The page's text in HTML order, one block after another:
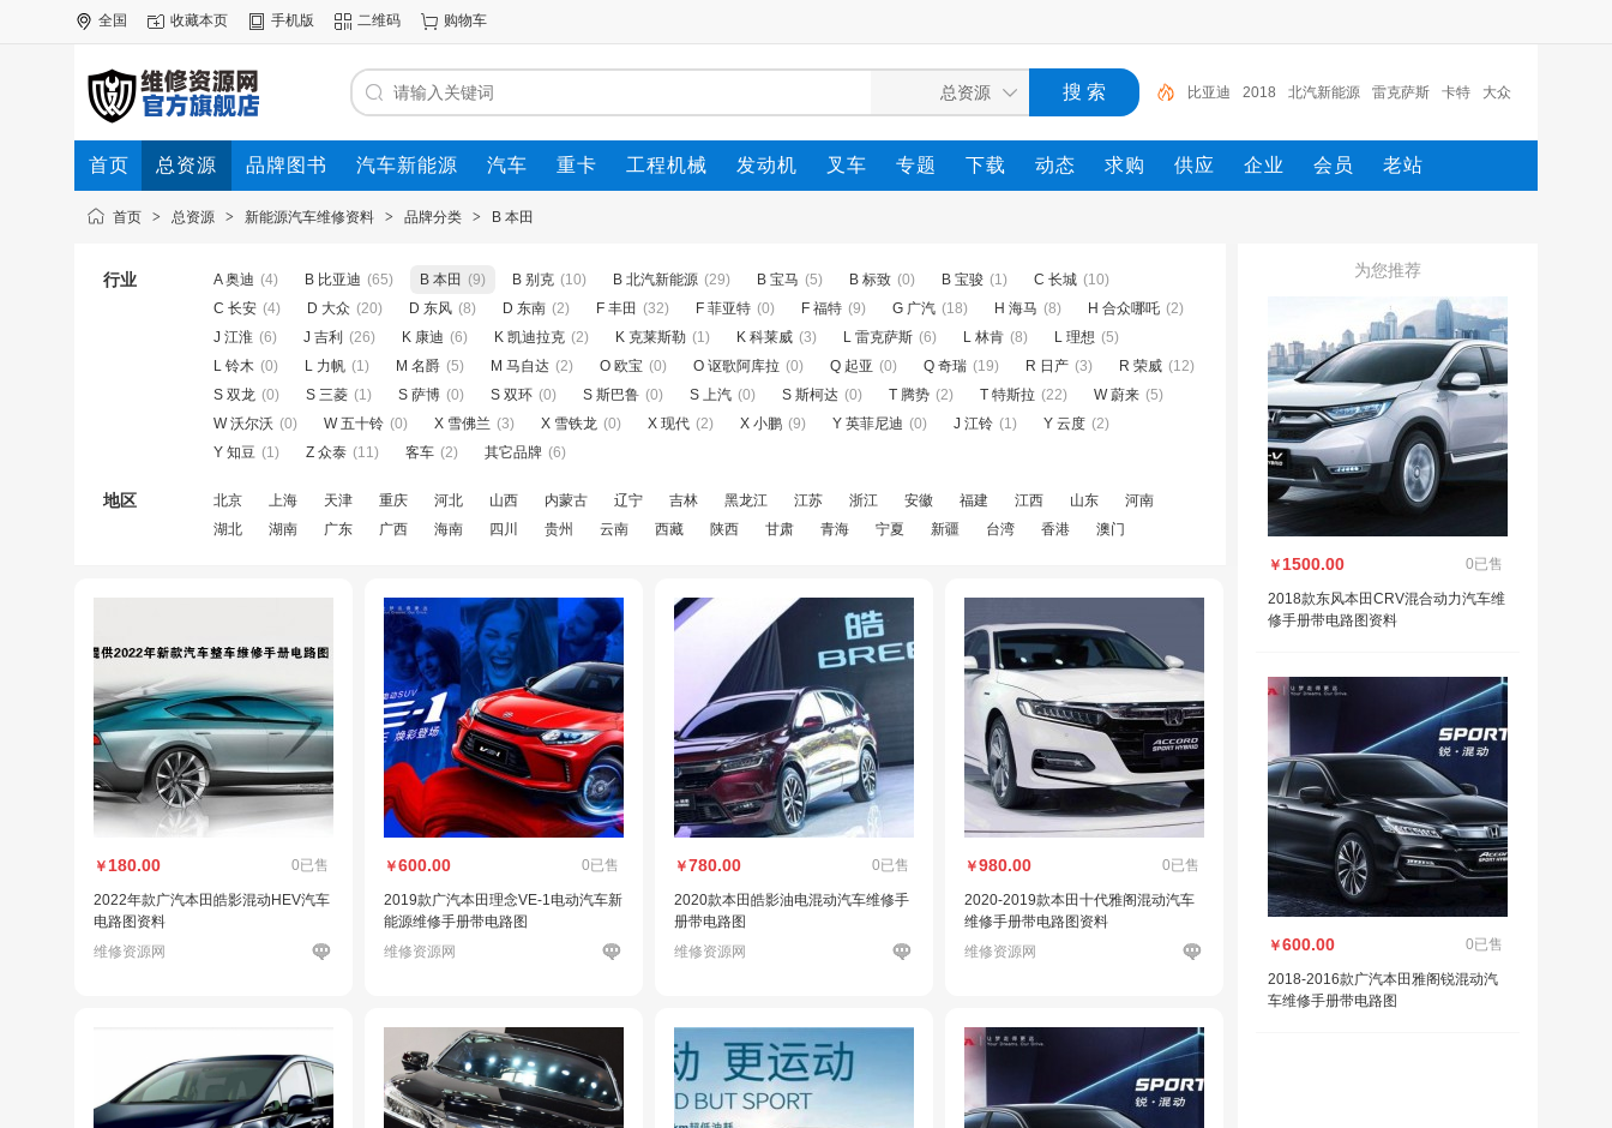
全国 收藏本页 手机版 二维码 购物车
比亚迪 2018 北汽新能源 雷克萨斯 卡特 大众
电路图册 一汽 一汽解放 2022
首页 总资源 品牌图书 汽车新能源 汽车 重卡 工程机械 发动机 叉车 专题 下载 动态 求购 供应 企业 会员 老站
首页 > 总资源 > 新能源汽车维修资料 > 品牌分类 > B 本田
行业 A 奥迪 (4) B 比亚迪 (65) B 本田 (9) B 别克 (10) B 北汽新能源 (29) B 宝马 (5) B 标致 (0) B 宝骏 (1) C 长城 (10)
C 长安 (4) D 大众 (20) D 东风 (8) D 东南 (2) F 丰田 (32) F 菲亚特 (0) F 福特 (9) G 广汽 (18) H 海马 (8) H 合众哪吒 (2)
J 江淮 (6) J 吉利 (26) K 康迪 (6) K 凯迪拉克 (2) K 克莱斯勒 (1) K 科莱威 (3) L 雷克萨斯 (6) L 林肯 (8) L 理想 (5)
L 铃木 (0) L 力帆 (1) M 名爵 (5) M 马自达 (2) O 欧宝 (0) O 讴歌阿库拉 (0) Q 起亚 (0) Q 奇瑞 (19) R 日产 (3) R 荣威 (12)
S 双龙 (0) S 三菱 (1) S 萨博 (0) S 双环 (0) S 斯巴鲁 (0) S 上汽 (0) S 斯柯达 (0) T 腾势 (2) T 特斯拉 (22) W 蔚来 (5)
W 沃尔沃 (0) W 五十铃 (0) X 雪佛兰 (3) X 雪铁龙 (0) X 现代 (2) X 小鹏 (9) Y 英菲尼迪 (0) J 江铃 (1) Y 云度 (2)
Y 知豆 (1) Z 众泰 (11) 客车 (2) 其它品牌 (6)
地区 北京 上海 天津 重庆 河北 山西 内蒙古 辽宁 吉林 黑龙江 江苏 浙江 安徽 福建 江西 山东
河南
湖北
湖南 广东 广西 海南 四川 贵州 云南 西藏 陕西 甘肃 青海 宁夏 新疆 台湾 香港 澳门
￥ 180.00 0已售
2022年款广汽本田皓影混动HEV汽车
电路图资料
维修资源网
￥600.00 0已售
2019款广汽本田理念VE-1电动汽车新
能源维修手册带电路图
维修资源网
￥780.00 0已售
2020款本田皓影油电混动汽车维修手
册带电路图
维修资源网
￥980.00 0已售
2020-2019款本田十代雅阁混动汽车
维修手册带电路图资料
维修资源网
为您推荐
￥ 1500.00 0已售
2018款东风本田CRV混合动力汽车维
修手册带电路图资料
￥600.00 0已售
2018-2016款广汽本田雅阁锐混动汽
车维修手册带电路图